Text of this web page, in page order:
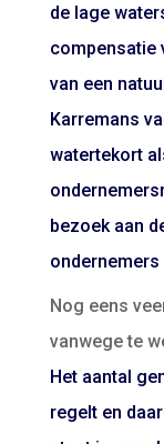
de lage
compensatie
van een
Karremans
watertekort
bezoek aan
ondernemers
Nog eens
vanwege te
Het aantal
regelt en